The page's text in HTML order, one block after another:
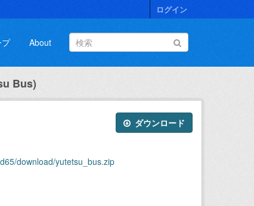
ログイン
About
Bus)
ダウンロード
download/yutetsu_bus.zip